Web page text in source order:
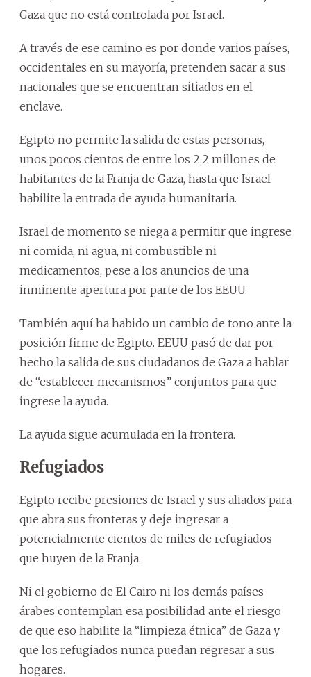
Gaza que no está controlada por Israel.
A través de ese camino es por donde varios países,
occidentales en su mayoría, pretenden sacar a sus
nacionales que se encuentran sitiados en el
enclave.
Egipto no permite la salida de estas personas,
unos pocos cientos de entre los 2,2 millones de
habitantes de la Franja de Gaza, hasta que Israel
habilite la entrada de ayuda humanitaria.
Israel de momento se niega a permitir que ingrese
ni comida, ni agua, ni combustible ni
medicamentos, pese a los anuncios de una
inminente apertura por parte de los EEUU.
También aquí ha habido un cambio de tono ante la
posición firme de Egipto. EEUU pasó de dar por
hecho la salida de sus ciudadanos de Gaza a hablar
de “establecer mecanismos” conjuntos para que
ingrese la ayuda.
La ayuda sigue acumulada en la frontera.
Refugiados
Egipto recibe presiones de Israel y sus aliados para
que abra sus fronteras y deje ingresar a
potencialmente cientos de miles de refugiados
que huyen de la Franja.
Ni el gobierno de El Cairo ni los demás países
árabes contemplan esa posibilidad ante el riesgo
de que eso habilite la “limpieza étnica” de Gaza y
que los refugiados nunca puedan regresar a sus
hogares.